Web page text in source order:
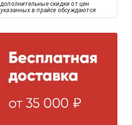
дополнительные скидки от цен
указанных в прайсе обсуждаются.